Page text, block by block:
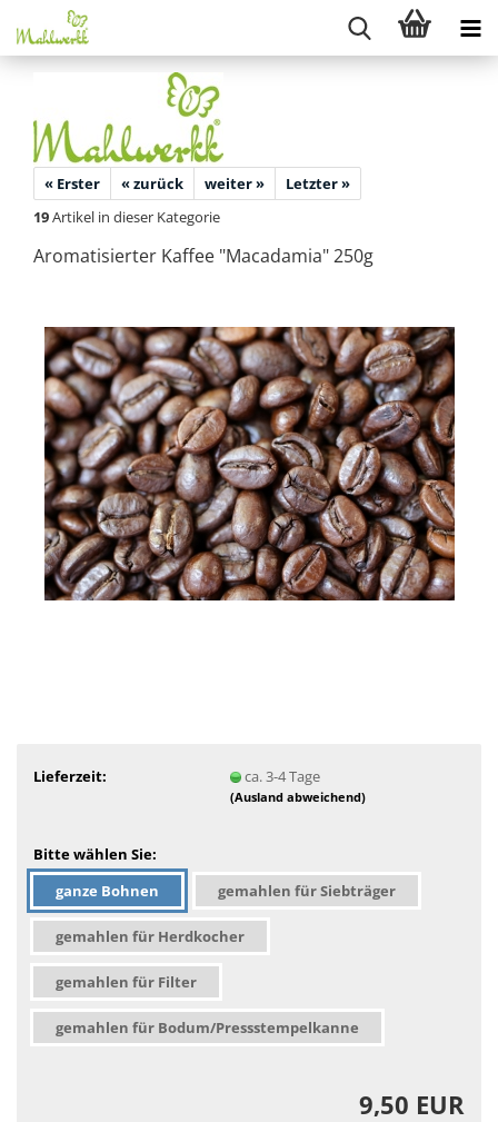
« Erster « zurück weiter »
Letzter »
19Artikel in dieser Kategorie
Aromatisierter Kaffee "Macadamia" 250g
Lieferzeit: ca. 3-4 Tage
(Ausland abweichend)
Bitte wählen Sie:
ganze Bohnen
gemahlen für Siebträger
gemahlen für Herdkocher
gemahlen für Filter
gemahlen für Bodum/Pressstempelkanne
9,50 EUR